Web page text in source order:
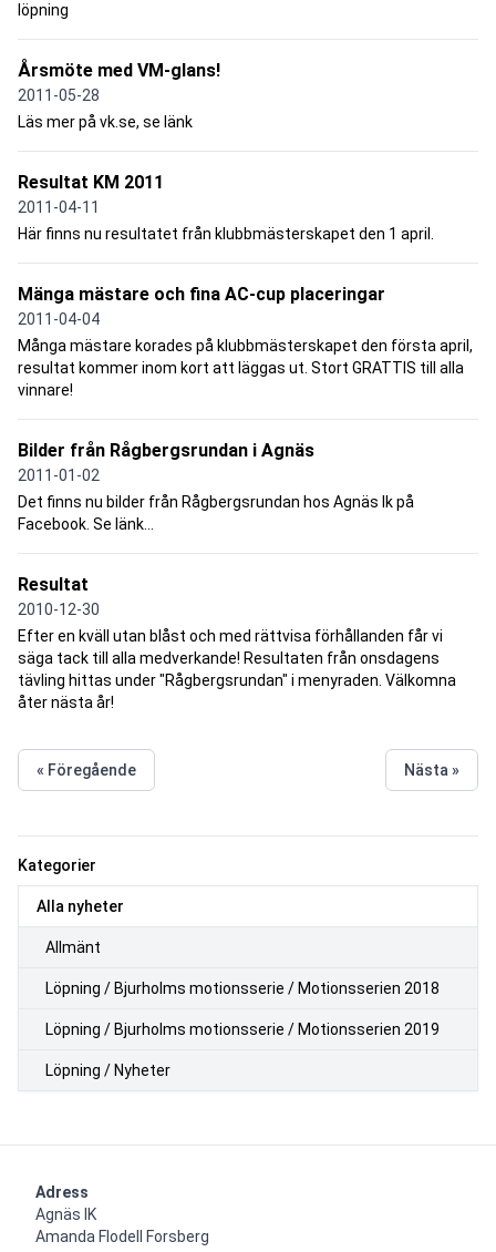
Kategorier
Alla nyheter
Allmänt
Löpning / Bjurholms motionsserie / Motionsserien 2018
Löpning / Bjurholms motionsserie / Motionsserien 2019
Löpning / Nyheter
löpning
Årsmöte med VM-glans!
2011-05-28
Läs mer på vk.se, se länk
Resultat KM 2011
2011-04-11
Här finns nu resultatet från klubbmästerskapet den 1 april.
Mänga mästare och fina AC-cup placeringar
2011-04-04
Många mästare korades på klubbmästerskapet den första april,
resultat kommer inom kort att läggas ut. Stort GRATTIS till alla
vinnare!
Bilder från Rågbergsrundan i Agnäs
2011-01-02
Det finns nu bilder från Rågbergsrundan hos Agnäs Ik på
Facebook. Se länk...
Resultat
2010-12-30
Efter en kväll utan blåst och med rättvisa förhållanden får vi
säga tack till alla medverkande! Resultaten från onsdagens
tävling hittas under "Rågbergsrundan" i menyraden. Välkomna
åter nästa år!
« Föregående Nästa »
Adress
Agnäs IK
Amanda Flodell Forsberg